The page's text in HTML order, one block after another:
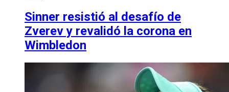
Sinner resistió al desafío de
Zverev y revalidó la corona en
Wimbledon